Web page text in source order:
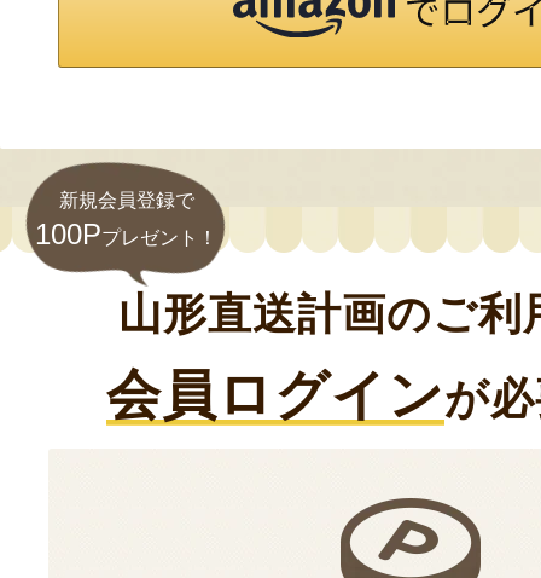
新規会員登録で
100Pプレゼント！
山形直送計画のご利
会員ログインが